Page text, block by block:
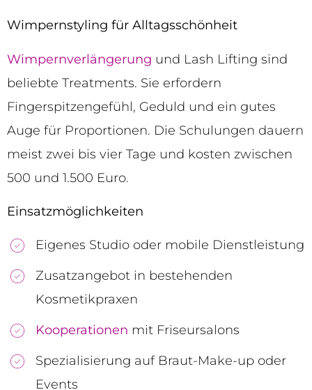
Wimpernstyling für Alltagsschönheit
Wimpernverlängerung und Lash Lifting sind
beliebte Treatments. Sie erfordern
Fingerspitzengefühl, Geduld und ein gutes
Auge für Proportionen. Die Schulungen dauern
meist zwei bis vier Tage und kosten zwischen
500 und 1.500 Euro.
Einsatzmöglichkeiten
Eigenes Studio oder mobile Dienstleistung
Zusatzangebot in bestehenden
Kosmetikpraxen
Kooperationen mit Friseursalons
Spezialisierung auf Braut-Make-up oder
Events